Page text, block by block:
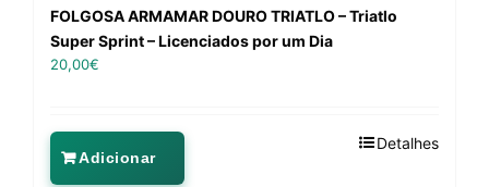
FOLGOSA ARMAMAR DOURO TRIATLO – Triatlo
Super Sprint – Licenciados por um Dia
20,00€
Adicionar
Detalhes